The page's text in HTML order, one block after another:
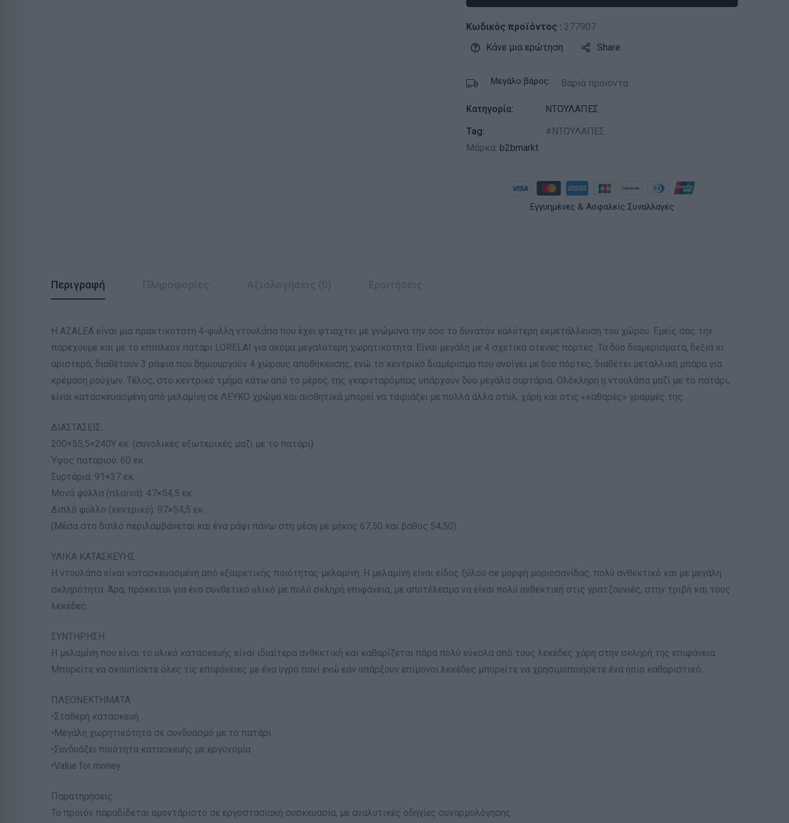
Κωδικός προϊόντος : 277907
Κάνε μια ερώτηση
Share
Μεγάλο βάρος: Βαριά προιοντα
Κατηγορία:
ΝΤΟΥΛΑΠΕΣ
Tag:
ΝΤΟΥΛΑΠΕΣ
Μάρκα: b2bmarkt
Εγγυημένες & Ασφαλείς Συναλλαγές
Περιγραφή
Η AZALEA είναι μια πρακτικότατη 4-φυλλη ντουλάπα που έχει φτιαχτεί με γνώμονα την όσο το δυνατόν καλύτερη εκμετάλλευση του χώρου. Εμείς σας την
παρέχουμε και με το επιπλέον πατάρι LORELAI για ακόμα μεγαλύτερη χωρητικότητα. Είναι μεγάλη με 4 σχετικά στενές πόρτες. Τα δύο διαμερίσματα, δεξιά κι
αριστερά, διαθέτουν 3 ράφια που δημιουργούν 4 χώρους αποθήκευσης, ενώ το κεντρικό διαμέρισμα που ανοίγει με δύο πόρτες, διαθέτει μεταλλική μπάρα για
κρέμαση ρούχων. Τέλος, στο κεντρικό τμήμα κάτω από το μέρος της γκαρνταρόμπας υπάρχουν δύο μεγάλα συρτάρια. Ολόκληρη η ντουλάπα μαζί με το πατάρι,
είναι κατασκευασμένη από μελαμίνη σε ΛΕΥΚΟ χρώμα και αισθητικά μπορεί να ταιριάξει με πολλά άλλα στυλ, χάρη και στις «καθαρές» γραμμές της.
ΔΙΑΣΤΑΣΕΙΣ:
200×55,5×240Υ εκ. (συνολικές εξωτερικές μαζί με το πατάρι)
Ύψος παταριού: 60 εκ.
Συρτάρια: 91×37 εκ.
Μονά φύλλα (πλαϊνά): 47×54,5 εκ.
Διπλό φύλλο (κεντρικό): 97×54,5 εκ.
(Μέσα στο διπλό περιλαμβάνεται και ένα ράφι πάνω στη μέση με μήκος 67,50 και βάθος 54,50)
ΥΛΙΚΑ ΚΑΤΑΣΚΕΥΗΣ:
Η ντουλάπα είναι κατασκευασμένη από εξαιρετικής ποιότητας μελαμίνη. Η μελαμίνη είναι είδος ξύλου σε μορφή μοριοσανίδας, πολύ ανθεκτικό και με μεγάλη
σκληρότητα. Άρα, πρόκειται για ένα συνθετικό υλικό με πολύ σκληρή επιφάνεια, με αποτέλεσμα να είναι πολύ ανθεκτική στις γρατζουνιές, στην τριβή και τους
λεκέδες.
ΣΥΝΤΗΡΗΣΗ:
Η μελαμίνη που είναι το υλικό κατασκευής είναι ιδιαίτερα ανθεκτική και καθαρίζεται πάρα πολύ εύκολα από τους λεκέδες χάρη στην σκληρή της επιφάνεια.
Μπορείτε να σκουπίσετε όλες τις επιφάνειες με ένα υγρό πανί ενώ εάν υπάρξουν επίμονοι λεκέδες μπορείτε να χρησιμοποιήσετε ένα ήπιο καθαριστικό.
ΠΛΕΟΝΕΚΤΗΜΑΤΑ:
•Σταθερή κατασκευή
•Μεγάλη χωρητικότητα σε συνδυασμό με το πατάρι
•Συνδυάζει ποιότητα κατασκευής με εργονομία
•Value for money
Παρατηρήσεις:
Το προϊόν παραδίδεται αμοντάριστο σε εργοστασιακή συσκευασία, με αναλυτικές οδηγίες συναρμολόγησης.